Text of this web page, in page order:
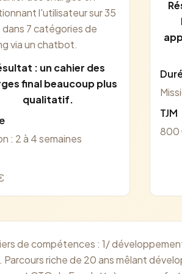
l'utilisateur sur 35
7 catégories de
via un chatbot.
: un cahier des
final beaucoup plus
qualitatif.
: 2 à 4 semaines
TJM
800
de compétences : 1/
riche de 20 ans mêlant